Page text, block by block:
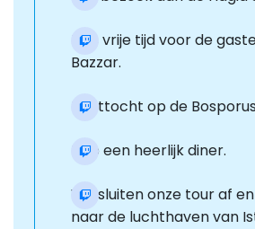
Er is vrije tijd voor de
Bazzar.
Boottocht op de
Heb een heerlijk diner.
We sluiten onze tour af
naar de luchthaven van